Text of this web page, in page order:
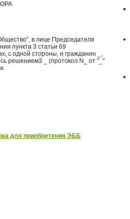
в лице Председателя
пункта 3 статьи 69
с одной стороны, и гражданин _,
решением3 _ (протокол N_ от "_"
для приобретения ЭББ